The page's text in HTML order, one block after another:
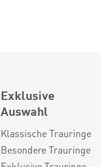
Exklusive
Auswahl
Klassische Trauringe
Besondere Trauringe